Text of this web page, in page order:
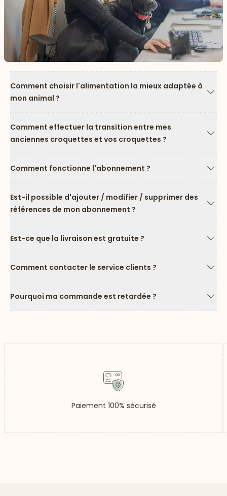
Comment choisir l'alimentation la mieux adaptée à
mon animal ?
Comment effectuer la transition entre mes
anciennes croquettes et vos croquettes ?
Comment fonctionne l'abonnement ?
Est-il possible d'ajouter / modifier / supprimer des
références de mon abonnement ?
Est-ce que la livraison est gratuite ?
Comment contacter le service clients ?
Pourquoi ma commande est retardée ?
Paiement 100% sécurisé